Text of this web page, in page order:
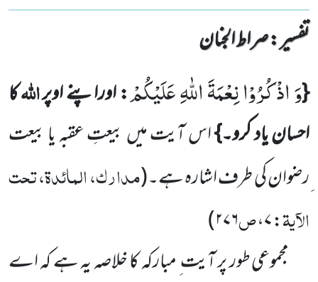
تفسیر : ‎صراط الجنان
{وَ اذْكُرُوْا نِعْمَةَ اللّٰهِ عَلَیْكُمْ: اوراپنے اوپراللہکا
احسان یاد کرو۔}اس آیت میں بیعتِ عقبہ یا بیعت
ِرضوان کی طرف اشارہ ہے۔(مدارک، المائدۃ، تحت
الآیۃ: ۷، ص۲۷۶)
مجموعی طور پر آیت ِ مبارکہ کا خلاصہ یہ ہے کہ اے